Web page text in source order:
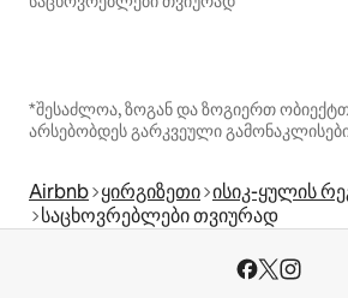
*შესაძლოა, ზოგან და ზოგიერთ
არსებობდეს გარკვეული
Airbnb ყირგიზეთი ისიკ-ყულის
საცხოვრებლები თვიურად